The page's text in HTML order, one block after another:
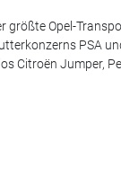
größte Opel-
PSA
Citroën Jumper,